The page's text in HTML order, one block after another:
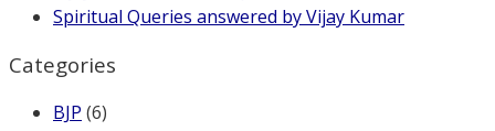
Spiritual Queries answered by Vijay Kumar
Categories
BJP (6)